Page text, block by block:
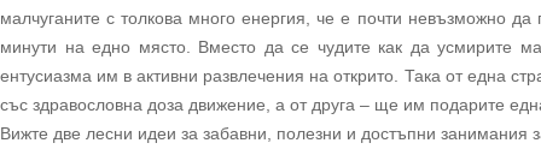
малчуганите с толкова много енергия, че е почти невъзможно да
минути на едно място. Вместо да се чудите как да усмирите
ентусиазма им в активни развлечения на открито. Така от една
със здравословна доза движение, а от друга – ще им подарите
Вижте две лесни идеи за забавни, полезни и достъпни занимания